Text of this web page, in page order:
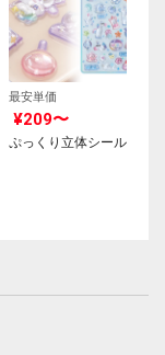
最安単価
¥209〜
ぷっくり立体シール